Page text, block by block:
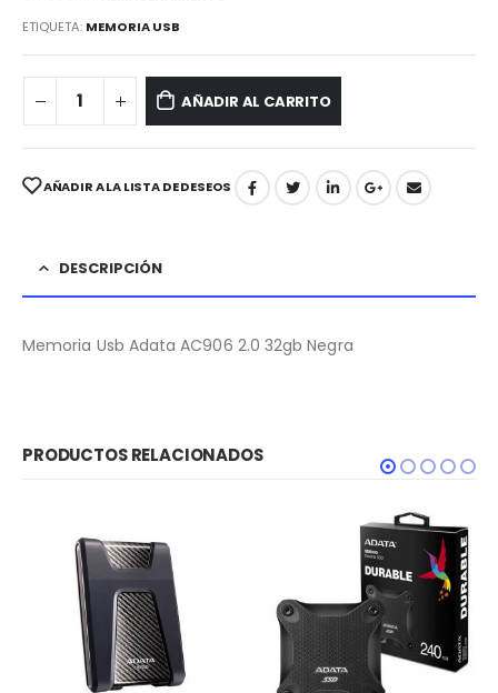
ETIQUETA: MEMORIA USB
AÑADIR AL CARRITO
AÑADIR A LA LISTA DE DESEOS
DESCRIPCIÓN
Memoria Usb Adata AC906 2.0 32gb Negra
PRODUCTOS RELACIONADOS